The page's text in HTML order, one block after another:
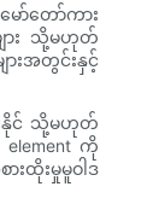
ာ်တော်ကား
ျား သို့မဟုတ်
းအတွင်းနှင့်
းနိုင် သို့မဟုတ်
ကို
ထိုးမှုမူဝါဒ